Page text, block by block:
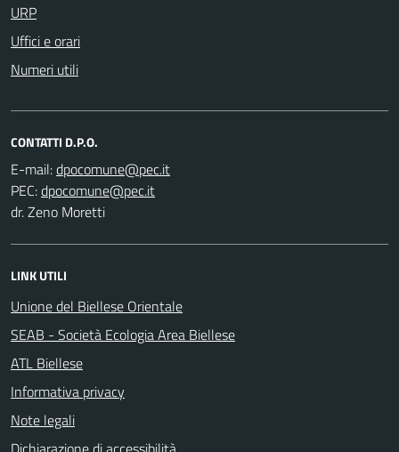
URP
Uffici e orari
Numeri utili
CONTATTI D.P.O.
E-mail:
PEC:
dr. Zeno Moretti
LINK UTILI
Unione del Biellese Orientale
SEAB - Società Ecologia Area Biellese
ATL Biellese
Informativa privacy
Note legali